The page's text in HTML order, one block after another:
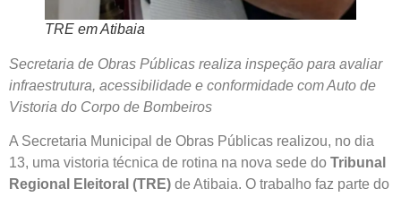
TRE em Atibaia
Secretaria de Obras Públicas realiza inspeção para avaliar
infraestrutura, acessibilidade e conformidade com Auto de
Vistoria do Corpo de Bombeiros
A Secretaria Municipal de Obras Públicas realizou, no dia
13, uma vistoria técnica de rotina na nova sede do Tribunal
Regional Eleitoral (TRE) de Atibaia. O trabalho faz parte do